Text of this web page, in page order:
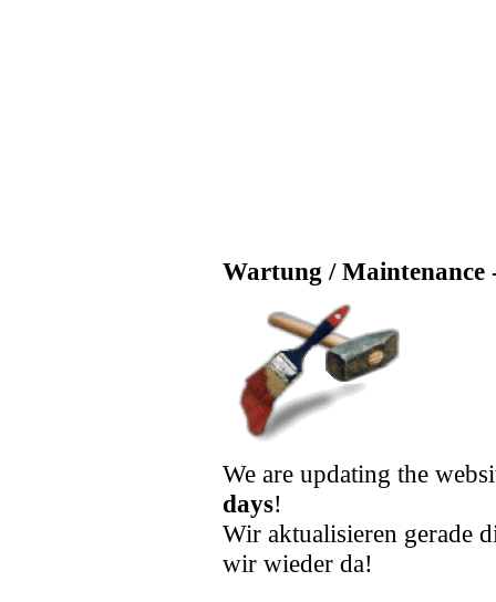
Wartung / Maintenance
We are updating the
days!
Wir aktualisieren gerade
wir wieder da!